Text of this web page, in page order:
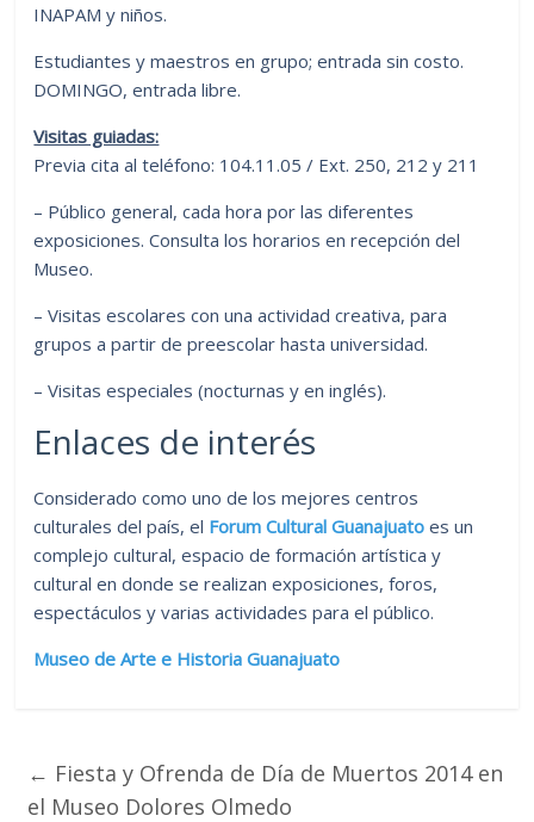
INAPAM y niños.
Estudiantes y maestros en grupo; entrada sin costo.
DOMINGO, entrada libre.
Visitas guiadas:
Previa cita al teléfono: 104.11.05 / Ext. 250, 212 y 211
– Público general, cada hora por las diferentes
exposiciones. Consulta los horarios en recepción del
Museo.
– Visitas escolares con una actividad creativa, para
grupos a partir de preescolar hasta universidad.
– Visitas especiales (nocturnas y en inglés).
Enlaces de interés
Considerado como uno de los mejores centros
culturales del país, el Forum Cultural Guanajuato es un
complejo cultural, espacio de formación artística y
cultural en donde se realizan exposiciones, foros,
espectáculos y varias actividades para el público.
Museo de Arte e Historia Guanajuato
← Fiesta y Ofrenda de Día de Muertos 2014 en
el Museo Dolores Olmedo